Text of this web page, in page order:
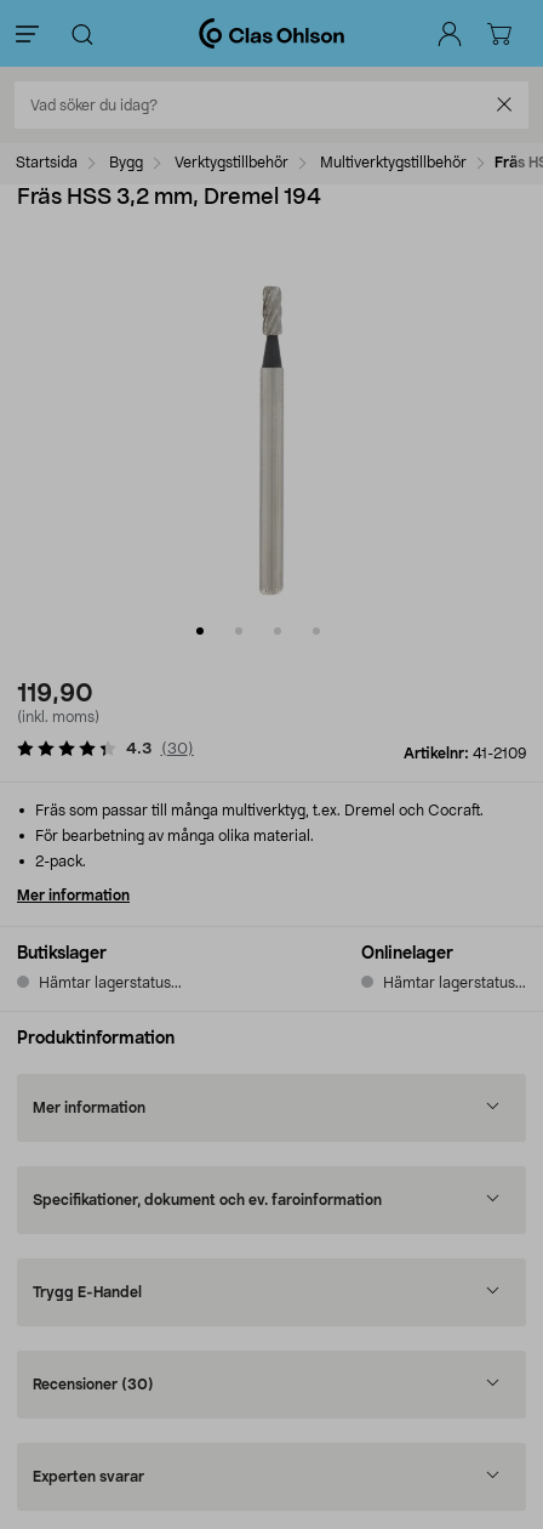
Startsida Bygg Verktygstillbehör Multiverktygstillbehör Fräs
Fräs HSS 3,2 mm, Dremel 194
119,90
(inkl. moms)
Artikelnr: 41-2109
4.3 (30)
Butikslager
Hämtar lagerstatus...
Onlinelager
Hämtar lagerstatus...
Fräs som passar till många multiverktyg, t.ex. Dremel och Cocraft.
För bearbetning av många olika material.
2-pack.
Mer information
Produktinformation
Mer information
Specifikationer, dokument och ev. faroinformation
Trygg E-Handel
Recensioner (30)
Experten svarar